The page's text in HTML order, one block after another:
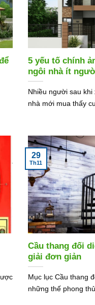
5 yếu tố chính
ngôi nhà ít
Nhiều người sau khi
nhà mới mua thấy
Cầu thang đối
giải đơn giản
Mục lục Cầu thang
những thế phong
29
Th11